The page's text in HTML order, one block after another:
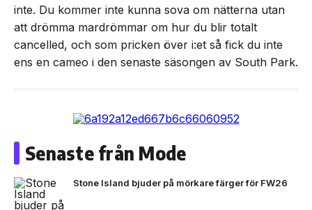
inte. Du kommer inte kunna sova om nätterna utan
att drömma mardrömmar om hur du blir totalt
cancelled, och som pricken över i:et så fick du inte
ens en cameo i den senaste säsongen av South Park.
Senaste från Mode
Stone Island bjuder på mörkare färger för FW26